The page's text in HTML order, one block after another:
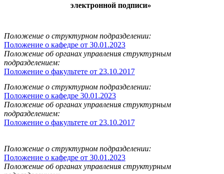
электронной подписи»
Положение о структурном подразделении:
Положение о кафедре от 30.01.2023
Положение об органах управления структурным
подразделением:
Положение о факультете от 23.10.2017
Положение о структурном подразделении:
Положение о кафедре 30.01.2023
Положение об органах управления структурным
подразделением:
Положение о факультете от 23.10.2017
Положение о структурном подразделении:
Положение о кафедре от 30.01.2023
Положение об органах управления структурным